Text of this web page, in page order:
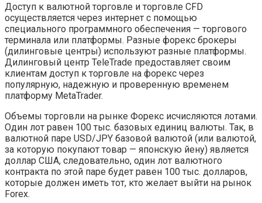
Доступ к валютной торговле и торговле CFD
осуществляется через интернет с помощью
специального программного обеспечения — торгового
терминала или платформы. Разные форекс брокеры
(дилинговые центры) используют разные платформы.
Дилинговый центр TeleTrade предоставляет своим
клиентам доступ к торговле на форекс через
популярную, надежную и проверенную временем
платформу MetaTrader.
Объемы торговли на рынке Форекс исчисляются лотами.
Один лот равен 100 тыс. базовых единиц валюты. Так, в
валютной паре USD/JPY базовой валютой (или валютой,
за которую покупают товар — японскую йену) является
доллар США, следовательно, один лот валютного
контракта по этой паре будет равен 100 тыс. долларов,
которые должен иметь тот, кто желает выйти на рынок
Forex.